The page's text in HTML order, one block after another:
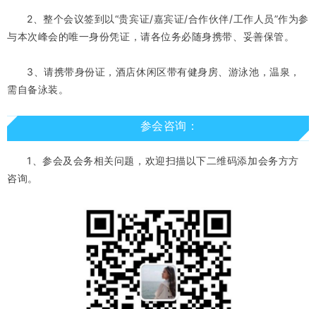
2、整个会议签到以“贵宾证/嘉宾证/合作伙伴/工作人员”作为参
与本次峰会的唯一身份凭证，请各位务必随身携带、妥善保管。
3、请携带身份证，酒店休闲区带有健身房、游泳池，温泉，
需自备泳装。
参会咨询：
1、参会及会务相关问题，欢迎扫描以下二维码添加会务方方
咨询。